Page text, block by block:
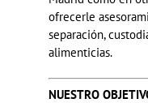
ofrecerle
separación,
alimenticias.
NUESTRO